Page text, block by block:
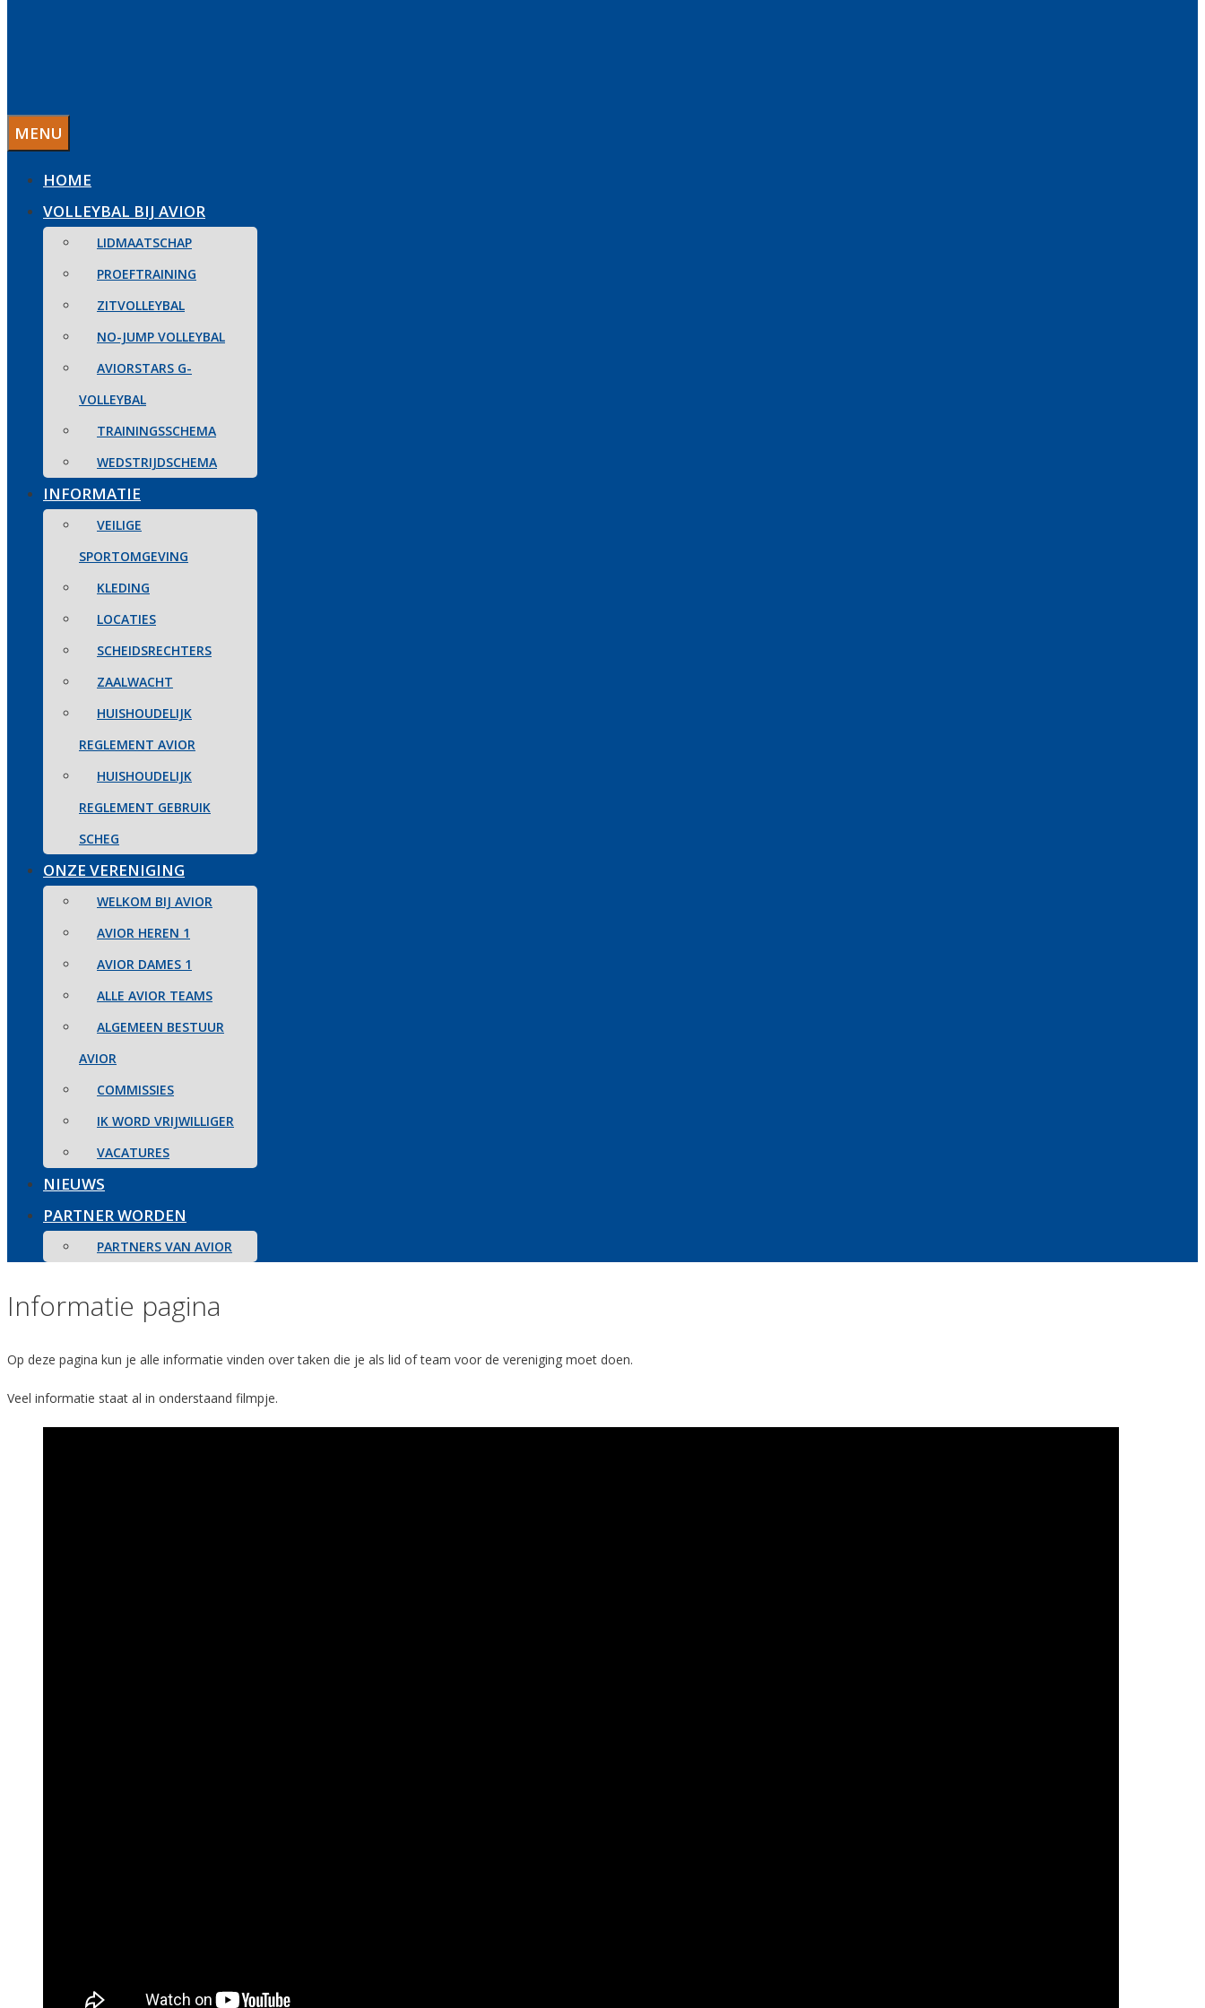
MENU
HOME
VOLLEYBAL BIJ AVIOR
LIDMAATSCHAP
PROEFTRAINING
ZITVOLLEYBAL
NO-JUMP VOLLEYBAL
AVIORSTARS G-
VOLLEYBAL
TRAININGSSCHEMA
WEDSTRIJDSCHEMA
INFORMATIE
VEILIGE
SPORTOMGEVING
KLEDING
LOCATIES
SCHEIDSRECHTERS
ZAALWACHT
HUISHOUDELIJK
REGLEMENT AVIOR
HUISHOUDELIJK
REGLEMENT GEBRUIK
SCHEG
ONZE VERENIGING
WELKOM BIJ AVIOR
AVIOR HEREN 1
AVIOR DAMES 1
ALLE AVIOR TEAMS
ALGEMEEN BESTUUR
AVIOR
COMMISSIES
IK WORD VRIJWILLIGER
VACATURES
NIEUWS
PARTNER WORDEN
PARTNERS VAN AVIOR
Informatie pagina
Op deze pagina kun je alle informatie vinden over taken die je als lid of team voor de vereniging moet doen.
Veel informatie staat al in onderstaand filmpje.